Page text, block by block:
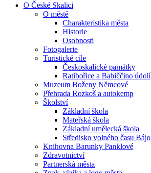
O České Skalici
O městě
Charakteristika města
Historie
Osobnosti
Fotogalerie
Turistické cíle
Českoskalické památky
Ratibořice a Babiččino údolí
Muzeum Boženy Němcové
Přehrada Rozkoš a autokemp
Školství
Základní škola
Mateřská škola
Základní umělecká škola
Středisko volného času Bájo
Knihovna Barunky Panklové
Zdravotnictví
Partnerská města